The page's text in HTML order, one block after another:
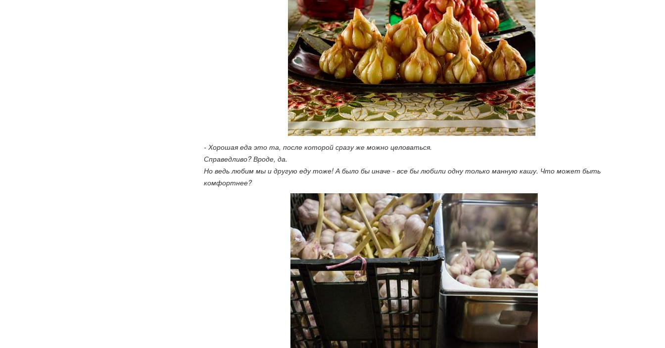
- Хорошая еда это та, после которой сразу же можно целоваться.
Справедливо? Вроде, да.
Но ведь любим мы и другую еду тоже! А было бы иначе - все бы любили одну только манную кашу. Что может быть
комфортнее?